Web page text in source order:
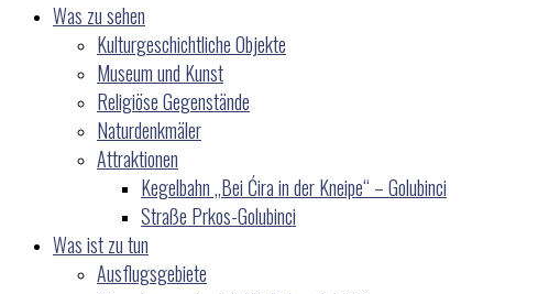
Was zu sehen
Kulturgeschichtliche Objekte
Museum und Kunst
Religiöse Gegenstände
Naturdenkmäler
Attraktionen
Kegelbahn „Bei Ćira in der Kneipe“ – Golubinci
Straße Prkos-Golubinci
Was ist zu tun
Ausflugsgebiete